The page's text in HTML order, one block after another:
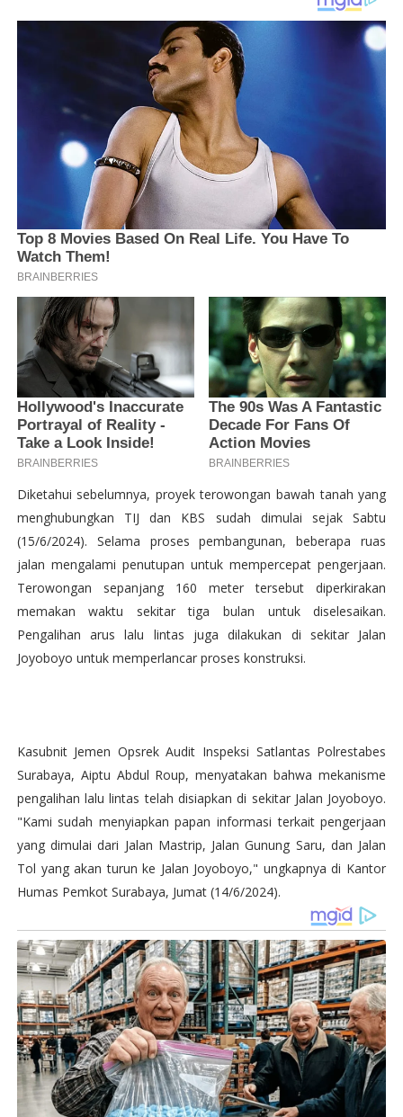
Diketahui sebelumnya, proyek terowongan bawah tanah yang
menghubungkan TIJ dan KBS sudah dimulai sejak Sabtu
(15/6/2024). Selama proses pembangunan, beberapa ruas
jalan mengalami penutupan untuk mempercepat pengerjaan.
Terowongan sepanjang 160 meter tersebut diperkirakan
memakan waktu sekitar tiga bulan untuk diselesaikan.
Pengalihan arus lalu lintas juga dilakukan di sekitar Jalan
Joyoboyo untuk memperlancar proses konstruksi.
Kasubnit Jemen Opsrek Audit Inspeksi Satlantas Polrestabes
Surabaya, Aiptu Abdul Roup, menyatakan bahwa mekanisme
pengalihan lalu lintas telah disiapkan di sekitar Jalan Joyoboyo.
"Kami sudah menyiapkan papan informasi terkait pengerjaan
yang dimulai dari Jalan Mastrip, Jalan Gunung Saru, dan Jalan
Tol yang akan turun ke Jalan Joyoboyo," ungkapnya di Kantor
Humas Pemkot Surabaya, Jumat (14/6/2024).